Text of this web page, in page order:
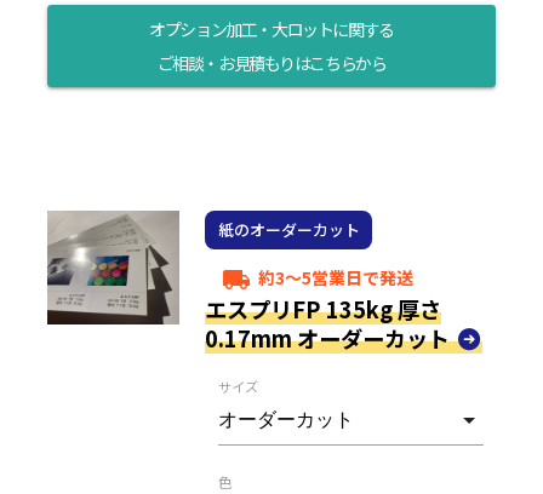
オプション加工・大ロットに関する
ご相談・お見積もりはこちらから
紙のオーダーカット
local_shipping 約3～5営業日で発送
エスプリFP 135kg 厚さ
0.17mm オーダーカット
サイズ
色